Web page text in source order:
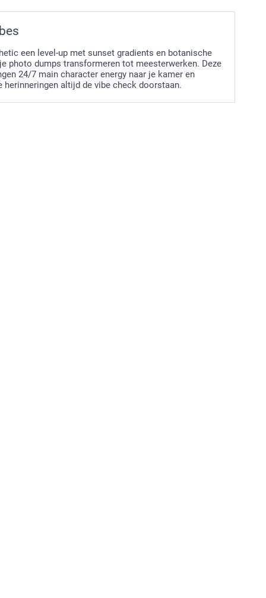
een level-up met sunset gradients en botanische
photo dumps transformeren tot meesterwerken. Deze
24/7 main character energy naar je kamer en
herinneringen altijd de vibe check doorstaan.